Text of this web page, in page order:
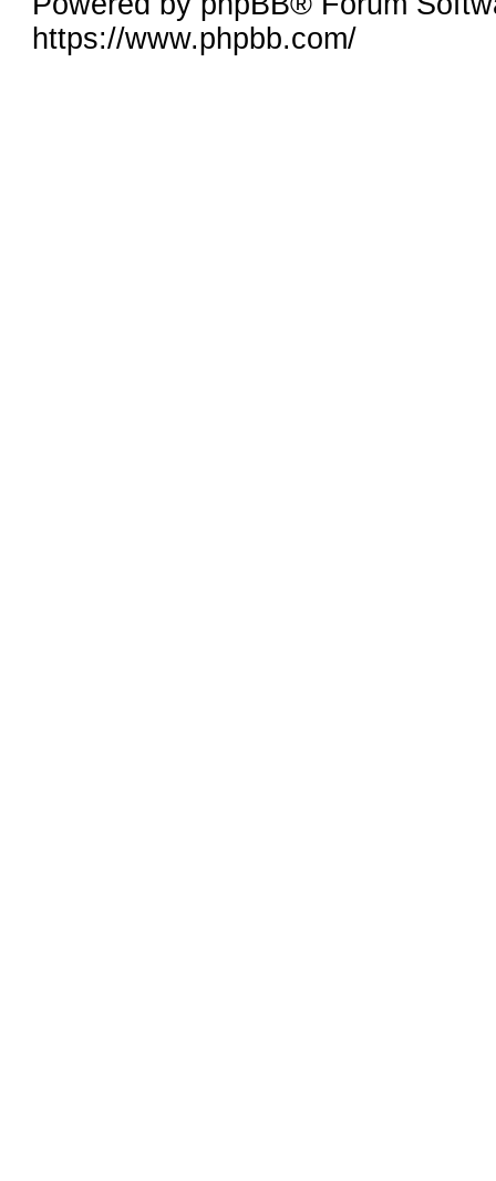
https://www.phpbb.com/